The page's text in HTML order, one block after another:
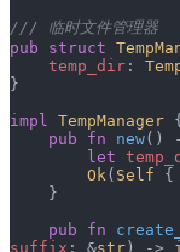
/// 临时文件管理器
pub struct
    temp_dir
:
}
impl
TempManager {
    pub
fn new()
        let
        Ok
( Self {
    }
    pub
fn
suffix : &str ) ->